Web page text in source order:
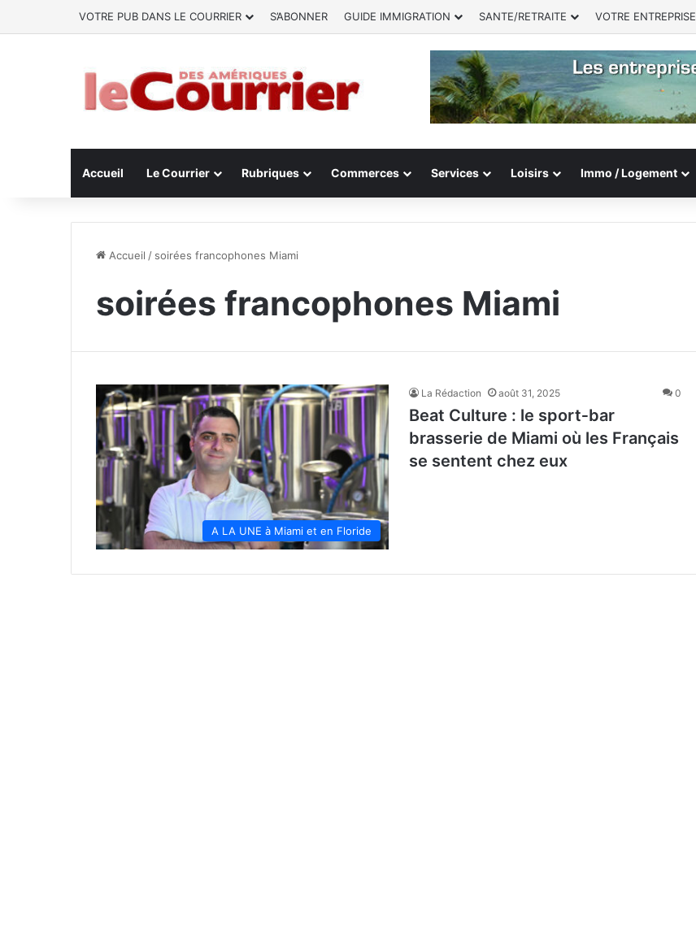
VOTRE PUB DANS LE COURRIER S’ABONNER GUIDE IMMIGRATION SANTE/RETRAITE VOTRE ENTREPRISE
Accueil Le Courrier Rubriques Commerces Services Loisirs Immo / Logement
Accueil / soirées francophones Miami
soirées francophones Miami
A LA UNE à Miami et en Floride
La Rédaction août 31, 2025 0
Beat Culture : le sport‑bar
brasserie de Miami où les Français
se sentent chez eux